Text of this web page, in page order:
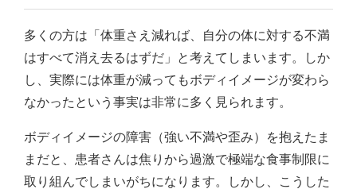
多くの方は「体重さえ減れば、自分の体に対する不満
はすべて消え去るはずだ」と考えてしまいます。しか
し、実際には体重が減ってもボディイメージが変わら
なかったという事実は非常に多く見られます。
ボディイメージの障害（強い不満や歪み）を抱えたま
まだと、患者さんは焦りから過激で極端な食事制限に
取り組んでしまいがちになります。しかし、こうした